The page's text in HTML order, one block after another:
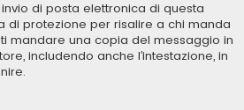
di posta elettronica di questa
di protezione per risalire a chi manda
mandare una copia del messaggio in
includendo anche l’intestazione, in